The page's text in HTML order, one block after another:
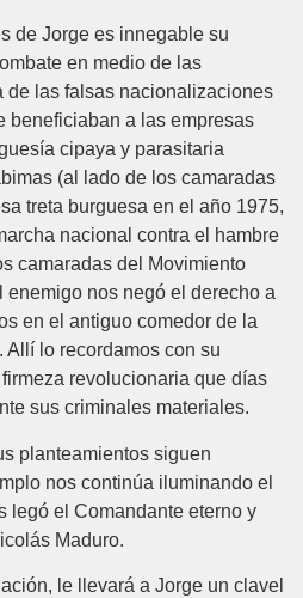
de Jorge es innegable su
en medio de las
de las falsas nacionalizaciones
beneficiaban a las empresas
cipaya y parasitaria
(al lado de los camaradas
treta burguesa en el año 1975,
nacional contra el hambre
camaradas del Movimiento
nos negó el derecho a
en el antiguo comedor de la
lo recordamos con su
revolucionaria que días
sus criminales materiales.
planteamientos siguen
nos continúa iluminando el
legó el Comandante eterno y
Maduro.
le llevará a Jorge un clavel